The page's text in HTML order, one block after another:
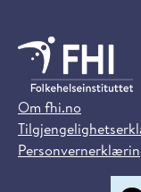
Om fhi.no